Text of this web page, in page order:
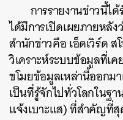
การรายงานข่าวนี้ไ
ได้มีการเปิดเผยภายหลั
สำนักข่าวคือ เอ็ดเวิร์ด
วิเคราะห์ระบบข้อมูลที่เ
ขโมยข้อมูลเหล่านี้ออกม
เป็นที่รู้จักไปทั่วโลกในฐ
แจ้งเบาะแส) ที่สำคัญที่